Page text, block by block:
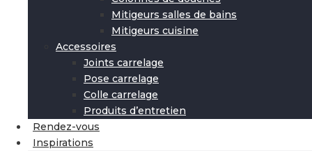
Mitigeurs salles de bains
Mitigeurs cuisine
Accessoires
Joints carrelage
Pose carrelage
Colle carrelage
Produits d’entretien
Rendez-vous
Inspirations